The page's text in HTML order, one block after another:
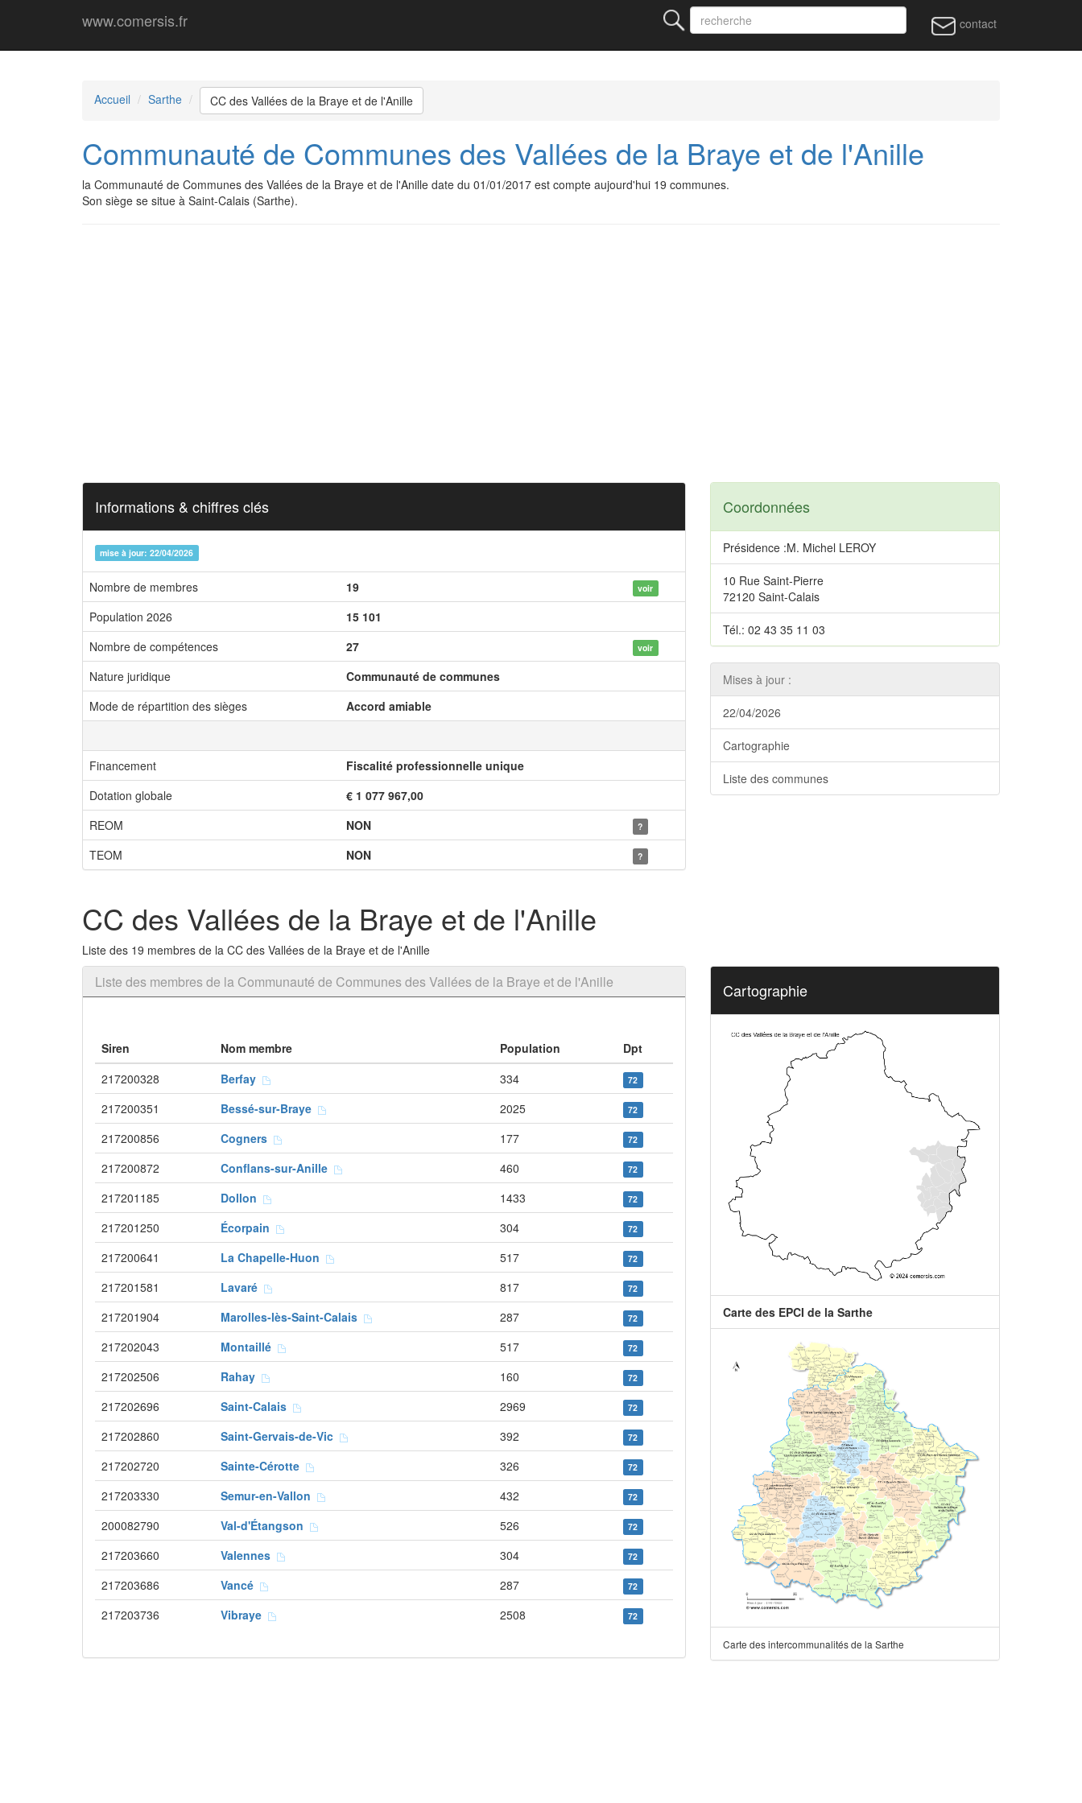
www.comersis.fr contact
Accueil Sarthe CC des Vallées de la Braye et de l'Anille
Communauté de Communes des Vallées de la Braye et de l'Anille
la Communauté de Communes des Vallées de la Braye et de l'Anille date du 01/01/2017 est compte aujourd'hui 19 communes.
Son siège se situe à Saint-Calais (Sarthe).
Informations & chiffres clés
mise à jour: 22/04/2026
Nombre de membres 19 voir
Population 2026
15 101
Nombre de compétences
27 voir
Nature juridique
Communauté de communes
Mode de répartition des sièges
Accord amiable
Financement
Fiscalité professionnelle unique
Dotation globale
€ 1 077 967,00
REOM
NON ?
TEOM NON ?
Coordonnées
Présidence :M. Michel LEROY
10 Rue Saint-Pierre
72120 Saint-Calais
Tél.: 02 43 35 11 03
Mises à jour :
22/04/2026
Cartographie
Liste des communes
CC des Vallées de la Braye et de l'Anille
Liste des 19 membres de la CC des Vallées de la Braye et de l'Anille
Liste des membres de la Communauté de Communes des Vallées de la Braye et de l'Anille
Siren Nom membre Population
Dpt
217200328
Berfay 334 72
217200351 Bessé-sur-Braye 2025 72
217200856 Cogners 177 72
217200872 Conflans-sur-Anille 460 72
217201185 Dollon 1433 72
217201250 Écorpain 304 72
217200641 La Chapelle-Huon 517 72
217201581 Lavaré 817 72
217201904 Marolles-lès-Saint-Calais 287 72
217202043 Montaillé 517 72
217202506 Rahay 160 72
217202696 Saint-Calais 2969 72
217202860 Saint-Gervais-de-Vic 392 72
217202720 Sainte-Cérotte 326 72
217203330 Semur-en-Vallon 432 72
200082790 Val-d'Étangson 526 72
217203660 Valennes 304 72
217203686 Vancé 287 72
217203736 Vibraye 2508 72
Cartographie
Carte des EPCI de la Sarthe
Carte des intercommunalités de la Sarthe